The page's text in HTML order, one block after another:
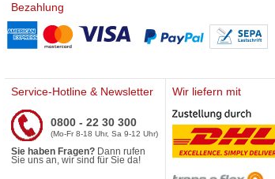
Bezahlung
Service-Hotline & Newsletter
0800 - 22 30 300
(Mo-Fr 8-18 Uhr, Sa 9-12 Uhr)
Sie haben Fragen? Dann rufen
Sie uns an, wir sind für Sie da!
Wir liefern mit